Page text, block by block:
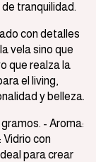
tranquilidad.
con detalles
vela sino que
que realza la
el living,
y belleza.
- Aroma:
con
para crear